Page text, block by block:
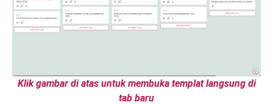
Klik gambar di atas untuk membuka templat langsung di
tab baru